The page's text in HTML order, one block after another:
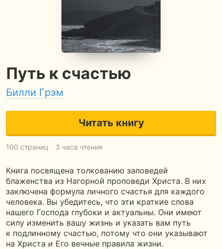
Путь к счастью
Билли Грэм
Читать книгу
100 страниц 3 часа чтения
Книга посвящена толкованию заповедей
блаженства из Нагорной проповеди Христа. В них
заключена формула личного счастья для каждого
человека. Вы убедитесь, что эти краткие слова
нашего Господа глубоки и актуальны. Они имеют
силу изменить вашу жизнь и указать вам путь
к подлинному счастью, потому что они указывают
на Христа и Его вечные правила жизни.